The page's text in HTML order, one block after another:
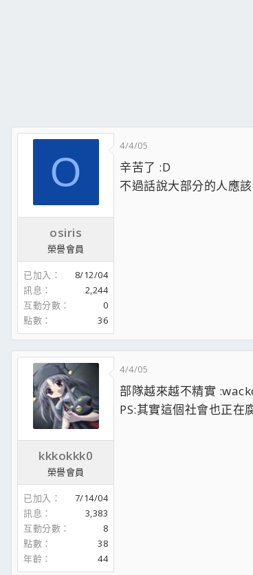
O
osiris
榮譽會員
已加入
8/12/04
訊息
2,244
互動分數
0
點數
36
4/4/05
辛苦了 :D
不過話說大部分的人應
kkkokkk0
榮譽會員
已加入
7/14/04
訊息
3,383
互動分數
8
點數
38
年齡
44
4/4/05
部隊越來越不精實
PS:其實這個社會也正在